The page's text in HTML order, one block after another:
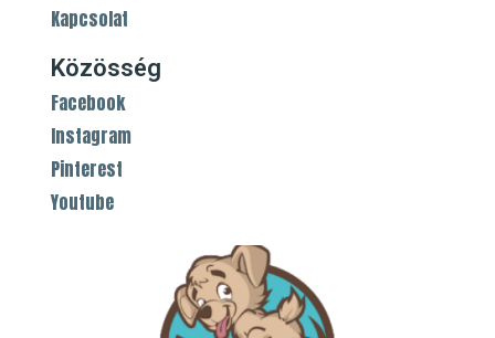
Kapcsolat
Közösség
Facebook
Instagram
Pinterest
Youtube